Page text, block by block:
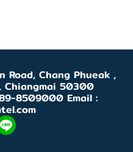
Chang Phueak ,
Chiangmai 50300
8509000 Email :